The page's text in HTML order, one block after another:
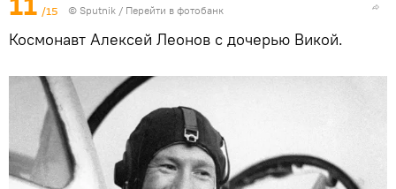
/15 © Sputnik / Перейти в фотобанк
Космонавт Алексей Леонов с дочерью Викой.